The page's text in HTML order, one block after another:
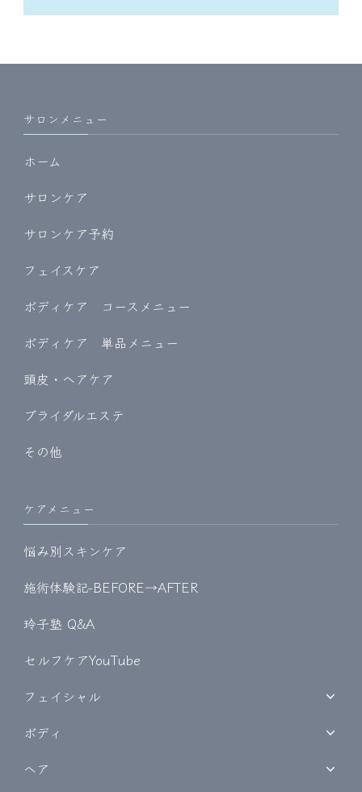
サロンメニュー
ホーム
サロンケア
サロンケア予約
フェイスケア
ボディケア コースメニュー
ボディケア 単品メニュー
頭皮・ヘアケア
ブライダルエステ
その他
ケアメニュー
悩み別スキンケア
施術体験記-BEFORE→AFTER
玲子塾 Q&A
セルフケアYouTube
フェイシャル
ボディ
ヘア